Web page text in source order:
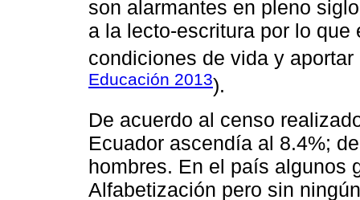
son alarmantes en pleno
a la lecto-escritura por lo
condiciones de vida y
Educación 2013).
De acuerdo al censo
Ecuador ascendía al 8.4%;
hombres. En el país algunos
Alfabetización pero sin